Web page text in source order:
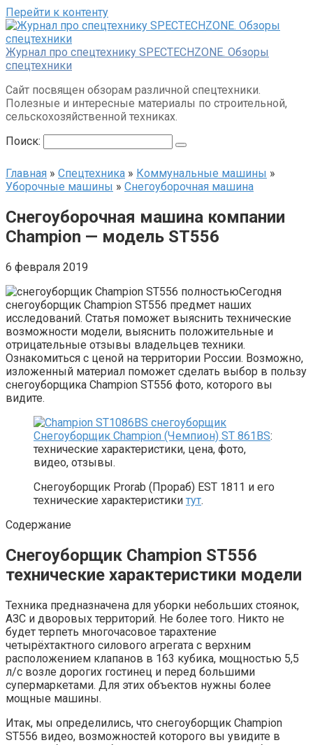
Перейти к контенту
Журнал про спецтехнику SPECTECHZONE. Обзоры
спецтехники
Сайт посвящен обзорам различной спецтехники.
Полезные и интересные материалы по строительной,
сельскохозяйственной техниках.
Поиск:
Главная » Спецтехника » Коммунальные машины »
Уборочные машины » Снегоуборочная машина
Снегоуборочная машина компании
Champion — модель ST556
6 февраля 2019
Сегодня
снегоуборщик Champion ST556 предмет наших
исследований. Статья поможет выяснить технические
возможности модели, выяснить положительные и
отрицательные отзывы владельцев техники.
Ознакомиться с ценой на территории России. Возможно,
изложенный материал поможет сделать выбор в пользу
снегоуборщика Champion ST556 фото, которого вы
видите.
Снегоуборщик Champion (Чемпион) ST 861BS:
технические характеристики, цена, фото,
видео, отзывы.
Снегоуборщик Prorab (Прораб) EST 1811 и его
технические характеристики тут.
Содержание
Снегоуборщик Champion ST556
технические характеристики модели
Техника предназначена для уборки небольших стоянок,
АЗС и дворовых территорий. Не более того. Никто не
будет терпеть многочасовое тарахтение
четырёхтактного силового агрегата с верхним
расположением клапанов в 163 кубика, мощностью 5,5
л/с возле дорогих гостинец и перед большими
супермаркетами. Для этих объектов нужны более
мощные машины.
Итак, мы определились, что снегоуборщик Champion
ST556 видео, возможностей которого вы увидите в